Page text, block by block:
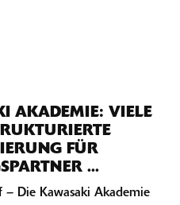
AKADEMIE: VIELE
FÜR
...
– Die Kawasaki Akademie